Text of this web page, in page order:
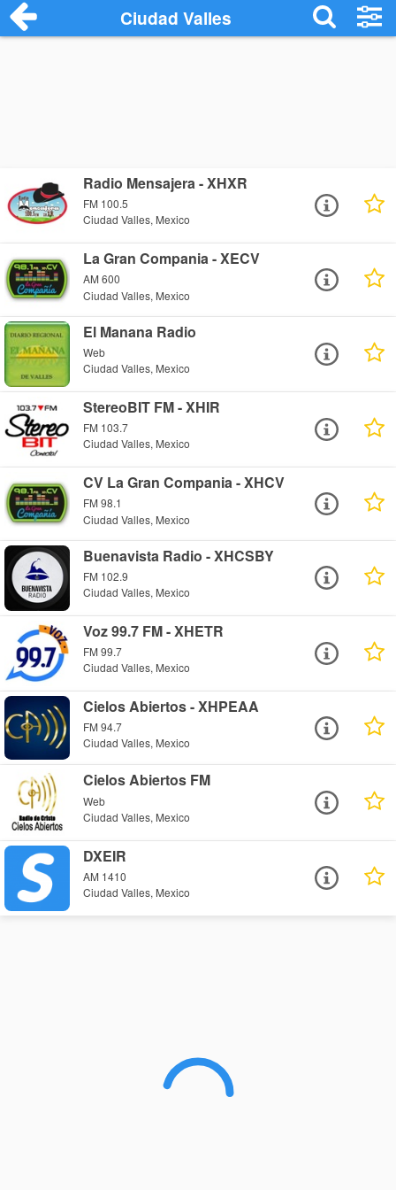
Ciudad Valles
Radio Mensajera - XHXR
FM 100.5
Ciudad Valles, Mexico
La Gran Compania - XECV
AM 600
Ciudad Valles, Mexico
El Manana Radio
Web
Ciudad Valles, Mexico
StereoBIT FM - XHIR
FM 103.7
Ciudad Valles, Mexico
CV La Gran Compania - XHCV
FM 98.1
Ciudad Valles, Mexico
Buenavista Radio - XHCSBY
FM 102.9
Ciudad Valles, Mexico
Voz 99.7 FM - XHETR
FM 99.7
Ciudad Valles, Mexico
Cielos Abiertos - XHPEAA
FM 94.7
Ciudad Valles, Mexico
Cielos Abiertos FM
Web
Ciudad Valles, Mexico
DXEIR
AM 1410
Ciudad Valles, Mexico